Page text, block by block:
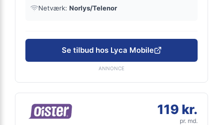
Netværk: Norlys/Telenor
Se tilbud hos Lyca Mobile
ANNONCE
119 kr.
pr. md.